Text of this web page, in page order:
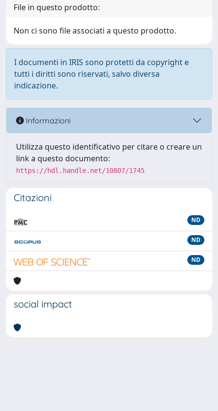
File in questo prodotto:
Non ci sono file associati a questo prodotto.
I documenti in IRIS sono protetti da copyright e
tutti i diritti sono riservati, salvo diversa
indicazione.
Informazioni
Utilizza questo identificativo per citare o creare un
link a questo documento:
https://hdl.handle.net/10807/1745
Citazioni
ND
ND
ND
social impact